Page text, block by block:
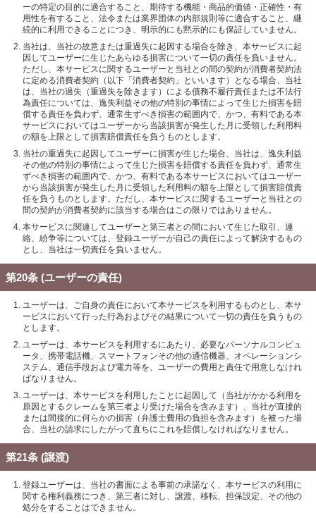
ーの特定の目的に適合すること、期待する機能・商品的価値・正確性・有
用性を有すること、法令または業界団体の内部規則等に適合すること、継
続的に利用できることにつき、明示的にも黙示的にも保証していません。
当社は、当社の故意または重過失に起因する場合を除き、本サービスに起
因してユーザーに生じたあらゆる損害について一切の責任を負いません。
ただし、本サービスに関するユーザーと当社との間の契約が消費者契約法
に定める消費者契約（以下「消費者契約」といいます）となる場合、当社
は、当社の過失（重過失を除きます）による債務不履行責任または不法行
為責任については、逸失利益その他の特別の事情によって生じた損害を賠
償する責任を負わず、通常生ずべき損害の範囲内で、かつ、有料である本
サービスにおいてはユーザーから当該損害が発生した月に受領した利用料
の額を上限として損害賠償責任を負うものとします。
当社の重過失に起因してユーザーに損害が生じた場合、当社は、逸失利益
その他の特別の事情によって生じた損害を賠償する責任を負わず、通常生
ずべき損害の範囲内で、かつ、有料である本サービスにおいてはユーザー
から当該損害が発生した月に受領した利用料の額を上限として損害賠償責
任を負うものとします。ただし、本サービスに関するユーザーと当社との
間の契約が消費者契約に該当する場合はこの限りではありません。
本サービスに関連してユーザーと第三者との間において生じた取引、連
絡、紛争等については、登録ユーザーが自己の責任によって解決するもの
とし、当社は一切責任を負いません。
第20条 (ユーザーの責任)
ユーザーは、ご自身の責任において本サービスを利用するものとし、本サ
ービスにおいて行った行為およびその結果について一切の責任を負うもの
とします。
ユーザーは、本サービスを利用するにあたり、必要なパーソナルコンピュ
ータ、携帯電話機、スマートフォンその他の通信機器、オペレーションシ
ステム、通信手段および電力等を、ユーザーの費用と責任で用意しなけれ
ばなりません。
ユーザーは、本サービスを利用したことに起因して（当社がかかる利用を
原因とするクレームを第三者より受けた場合を含みます）、当社が直接的
または間接的に何らかの損害（弁護士費用の負担を含みます）を被った場
合、当社の請求にしたがって直ちにこれを賠償しなければなりません。
第21条 (譲渡)
登録ユーザーは、当社の書面による事前の承諾なく、本サービスの利用に
関する権利義務につき、第三者に対し、譲渡、移転、担保設定、その他の
処分をすることはできません。